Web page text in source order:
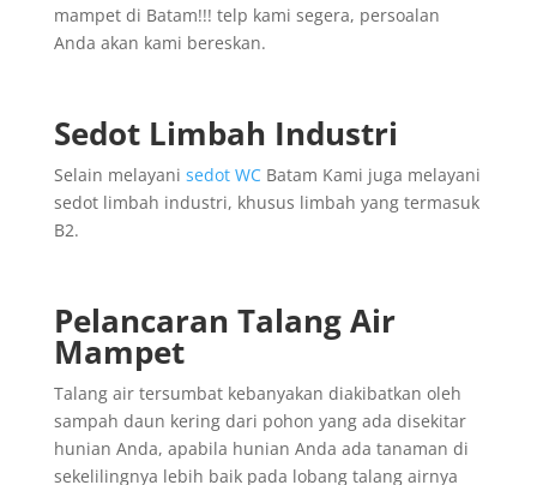
mampet di Batam!!! telp kami segera, persoalan
Anda akan kami bereskan.
Sedot Limbah Industri
Selain melayani sedot WCBatam Kami juga melayani
sedot limbah industri, khusus limbah yang termasuk
B2.
Pelancaran Talang Air
Mampet
Talang air tersumbat kebanyakan diakibatkan oleh
sampah daun kering dari pohon yang ada disekitar
hunian Anda, apabila hunian Anda ada tanaman di
sekelilingnya lebih baik pada lobang talang airnya